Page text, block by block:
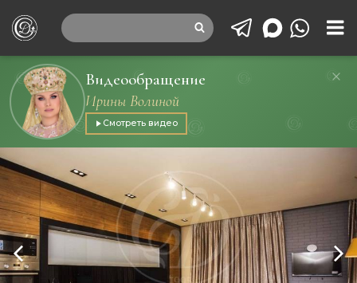
Видеообращение
Ирины Волиной
Смотреть видео